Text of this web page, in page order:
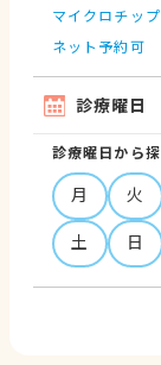
マイクロチッ
ネット予約可
診療曜日
診療曜日から
月 火
土
日